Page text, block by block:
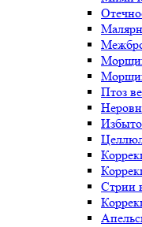
Птоз
Стрии